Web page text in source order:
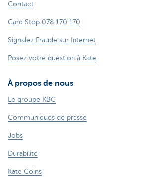
Contact
Card Stop 078 170 170
Signalez Fraude sur Internet
Posez votre question à Kate
À propos de nous
Le groupe KBC
Communiqués de presse
Jobs
Durabilité
Kate Coins